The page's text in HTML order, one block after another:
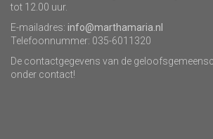
tot 12.00 uur.
E-mailadres: info@marthamaria.nl
Telefoonnummer: 035-6011320
De contactgegevens van de
onder contact!